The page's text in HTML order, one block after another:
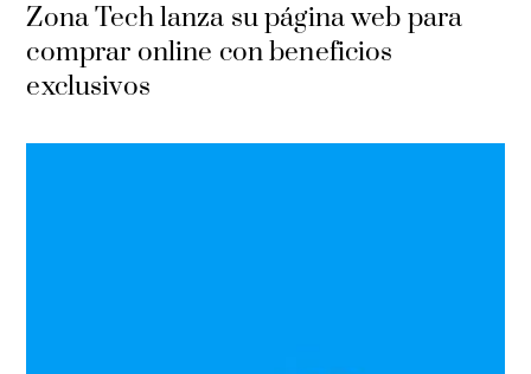
​Zona Tech lanza su página web para
comprar online con beneficios
exclusivos